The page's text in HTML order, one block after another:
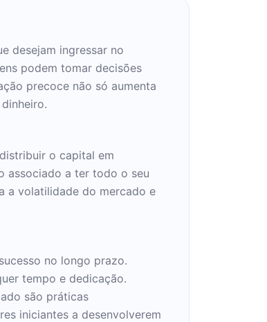
desejam ingressar no
podem tomar decisões
precoce não só aumenta
o capital em
associado a ter todo o seu
a volatilidade do mercado e
no longo prazo.
tempo e dedicação.
são práticas
iniciantes a desenvolverem